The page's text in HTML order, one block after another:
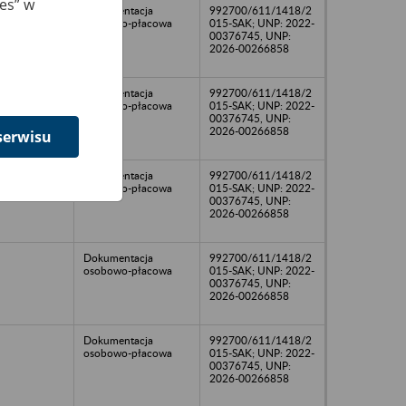
Dokumentacja
osobowo-płacowa
992700/611/1418/2
015-SAK; UNP: 2022-
00376745, UNP:
2026-00266858
Dokumentacja
osobowo-płacowa
992700/611/1418/2
015-SAK; UNP: 2022-
00376745, UNP:
2026-00266858
Dokumentacja
osobowo-płacowa
992700/611/1418/2
015-SAK; UNP: 2022-
00376745, UNP:
2026-00266858
Dokumentacja
osobowo-płacowa
992700/611/1418/2
015-SAK; UNP: 2022-
00376745, UNP:
2026-00266858
Dokumentacja
osobowo-płacowa
992700/611/1418/2
015-SAK; UNP: 2022-
00376745, UNP:
2026-00266858
w